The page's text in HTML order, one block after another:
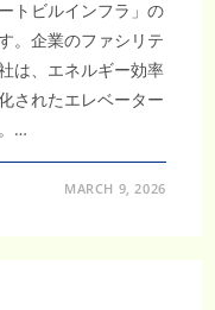
トビルインフラ」の
。企業のファシリテ
は、エネルギー効率
されたエレベーター
…
MARCH 9, 2026